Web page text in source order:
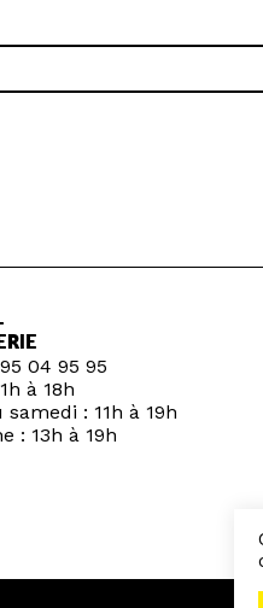
04 95 95
à 18h
: 11h à 19h
: 13h à 19h